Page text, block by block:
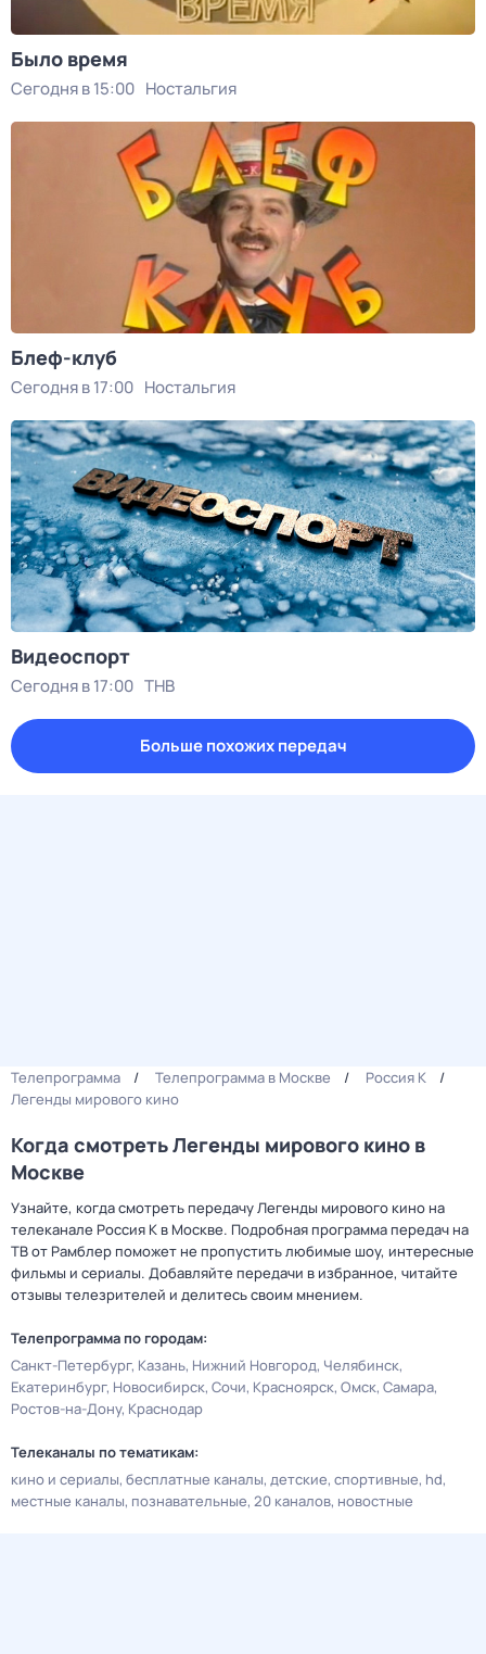
Было время
Сегодня в 15:00 Ностальгия
Блеф-клуб
Сегодня в 17:00 Ностальгия
Видеоспорт
Сегодня в 17:00 ТНВ
Больше похожих передач
Телепрограмма Телепрограмма в Москве
Россия К
Легенды мирового кино
Когда смотреть Легенды мирового кино в
Москве
Узнайте, когда смотреть передачу Легенды мирового кино на
телеканале Россия К в Москве. Подробная программа передач на
ТВ от Рамблер поможет не пропустить любимые шоу, интересные
фильмы и сериалы. Добавляйте передачи в избранное, читайте
отзывы телезрителей и делитесь своим мнением.
Телепрограмма по городам:
Санкт-Петербург Казань Нижний Новгород Челябинск
Екатеринбург Новосибирск Сочи Красноярск Омск Самара
Ростов-на-Дону Краснодар
Телеканалы по тематикам:
кино и сериалы бесплатные каналы детские спортивные hd
местные каналы познавательные 20 каналов новостные